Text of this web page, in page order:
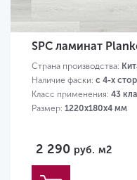
SPC ламинат
Страна производства:
Наличие фаски: с 4-х
Класс применения: 43
Размер: 1220х180х4 мм
2 290 руб. м2